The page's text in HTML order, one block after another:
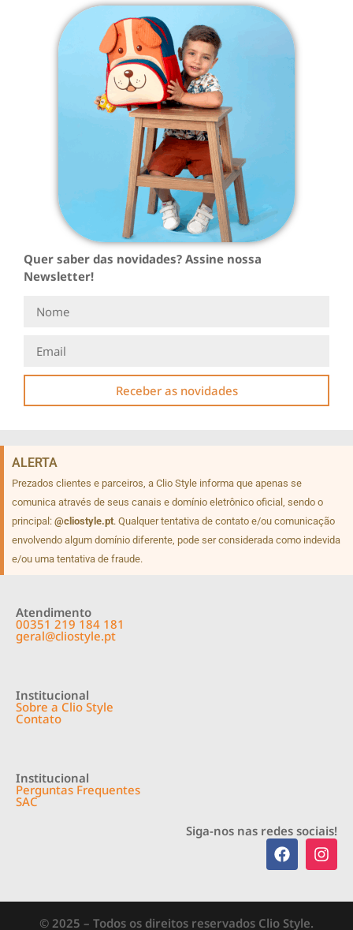
Quer saber das novidades? Assine nossa
Newsletter!
Receber as novidades
ALERTA
Prezados clientes e parceiros, a Clio Style informa que apenas se
comunica através de seus canais e domínio eletrônico oficial, sendo o
principal: @cliostyle.pt. Qualquer tentativa de contato e/ou comunicação
envolvendo algum domínio diferente, pode ser considerada como indevida
e/ou uma tentativa de fraude.
Atendimento
00351 219 184 181
geral@cliostyle.pt
Institucional
Sobre a Clio Style
Contato
Institucional
Perguntas Frequentes
SAC
Siga-nos nas redes sociais!
© 2025 – Todos os direitos reservados Clio Style.